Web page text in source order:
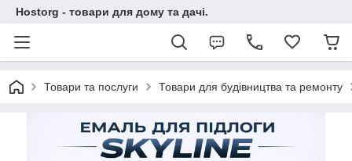
Hostorg - товари для дому та дачі.
Товари та послуги Товари для будівництва та ремонту